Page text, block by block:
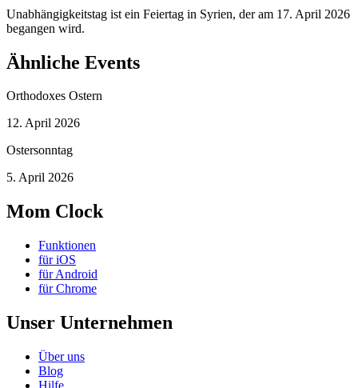
Unabhängigkeitstag ist ein Feiertag in Syrien, der am 17. April 2026
begangen wird.
Ähnliche Events
Orthodoxes Ostern
12. April 2026
Ostersonntag
5. April 2026
Mom Clock
Funktionen
für iOS
für Android
für Chrome
Unser Unternehmen
Über uns
Blog
Hilfe